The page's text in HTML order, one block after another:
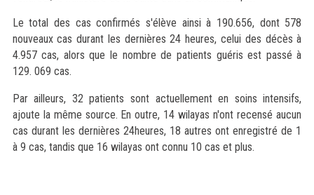
Le total des cas confirmés s'élève ainsi à 190.656, dont 578
nouveaux cas durant les dernières 24 heures, celui des décès à
4.957 cas, alors que le nombre de patients guéris est passé à
129. 069 cas.
Par ailleurs, 32 patients sont actuellement en soins intensifs,
ajoute la même source. En outre, 14 wilayas n'ont recensé aucun
cas durant les dernières 24heures, 18 autres ont enregistré de 1
à 9 cas, tandis que 16 wilayas ont connu 10 cas et plus.